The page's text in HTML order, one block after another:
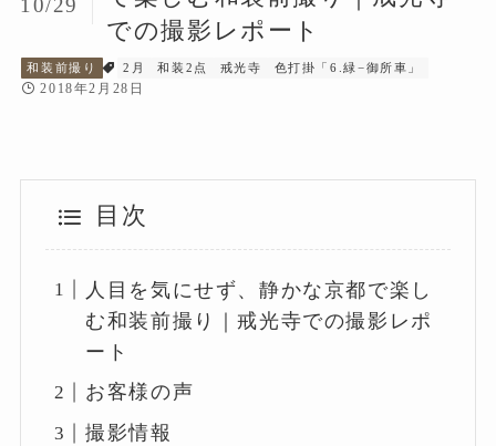
での撮影レポート
10/29
和装前撮り 2月 和装2点 戒光寺 色打掛「6.緑−御所車」
2018年2月28日
目次
人目を気にせず、静かな京都で楽し
む和装前撮り｜戒光寺での撮影レポ
ート
お客様の声
撮影情報